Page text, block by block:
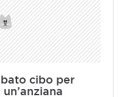
cibo per